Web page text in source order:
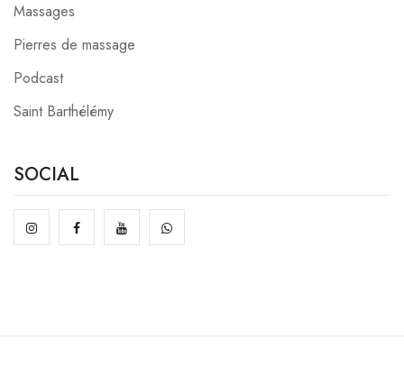
Massages
Pierres de massage
Podcast
Saint Barthélémy
SOCIAL